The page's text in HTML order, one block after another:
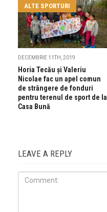
ALTE SPORTURI
DECEMBRIE 11TH, 2019
Horia Tecău și Valeriu
Nicolae fac un apel comun
de strângere de fonduri
pentru terenul de sport de la
Casa Bună
LEAVE A REPLY